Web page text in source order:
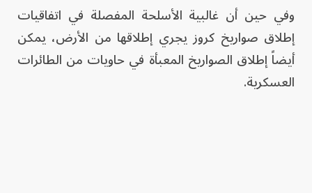
وفي حين أن غالبية الأسلحة المفصلة في اتفاقيات
إطلاق صواريخ كروز يجري إطلاقها من الأرض، يمكن
أيضاً إطلاق الصواريخ المعبأة في حاويات من الطائرات
العسكرية.